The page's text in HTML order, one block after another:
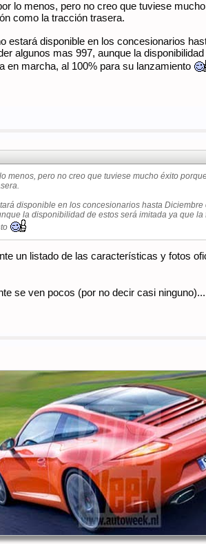
lo menos, pero no creo que tuviese
como la tracción trasera.
estará disponible en los concesionarios
algunos mas 997, aunque la
en marcha, al 100% para su lanzamiento
menos, pero no creo que tuviese mucho éxito
disponible en los concesionarios hasta
la disponibilidad de estos será imitada ya que
un listado de las características y fotos
se ven pocos (por no decir casi